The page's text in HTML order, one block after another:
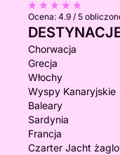
Ocena: 4.9 / 5
Chorwacja
Grecja
Włochy
Wyspy Kanaryjskie
Baleary
Sardynia
Francja
Czarter Jacht